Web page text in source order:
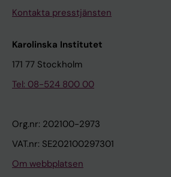
Kontakta presstjänsten
Karolinska Institutet
171 77 Stockholm
Tel: 08-524 800 00
Org.nr: 202100-2973
VAT.nr: SE202100297301
Om webbplatsen